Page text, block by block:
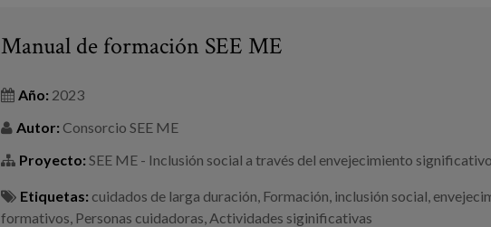
Manual de formación SEE ME
Año: 2023
Autor: Consorcio SEE ME
Proyecto: SEE ME - Inclusión social a través del envejecimiento significativo
Etiquetas: cuidados de larga duración, Formación, inclusión social,
formativos, Personas cuidadoras, Actividades siginificativas